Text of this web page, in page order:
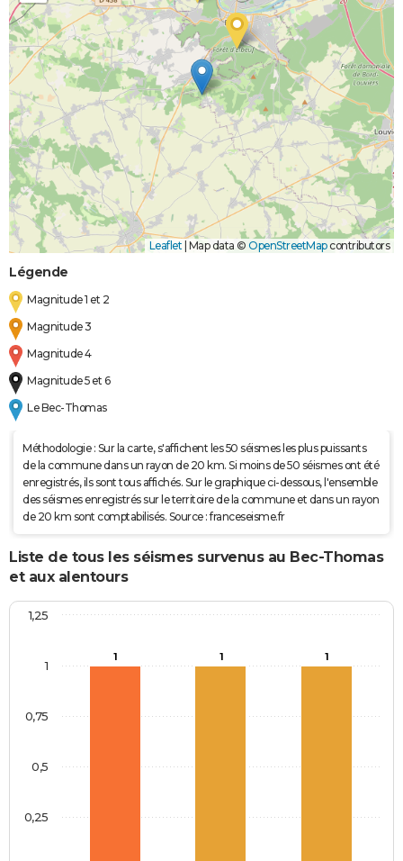
Leaflet | Map data © OpenStreetMapcontributors
Légende
Magnitude 1 et 2
Magnitude 3
Magnitude 4
Magnitude 5 et 6
Le Bec-Thomas
Méthodologie : Sur la carte, s'affichent les 50 séismes les plus puissants
de la commune dans un rayon de 20 km. Si moins de 50 séismes ont été
enregistrés, ils sont tous affichés. Sur le graphique ci-dessous, l'ensemble
des séismes enregistrés sur le territoire de la commune et dans un rayon
de 20 km sont comptabilisés. Source : franceseisme.fr
Liste de tous les séismes survenus au Bec-Thomas
et aux alentours
1 1 1
0,25
0,5
0,75
1
1,25